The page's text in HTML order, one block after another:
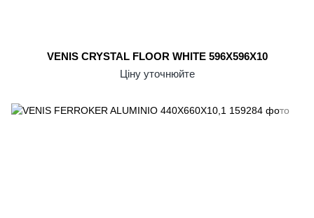
VENIS CRYSTAL FLOOR WHITE 596X596X10
Ціну уточнюйте